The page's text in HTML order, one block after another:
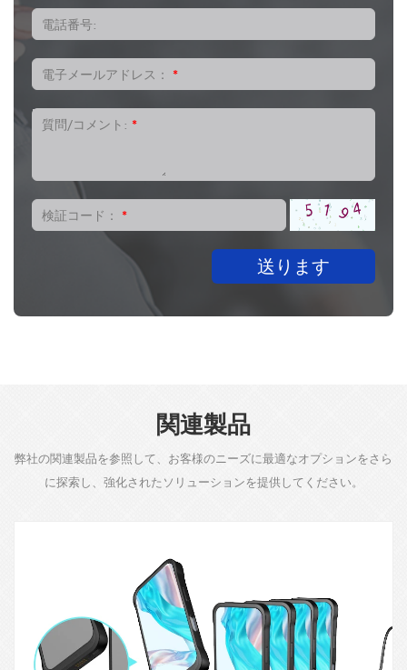
電話番号:
電子メールアドレス： *
質問/コメント: *
検証コード： *
送ります
関連製品
弊社の関連製品を参照して、お客様のニーズに最適なオプションをさら
に探索し、強化されたソリューションを提供してください。